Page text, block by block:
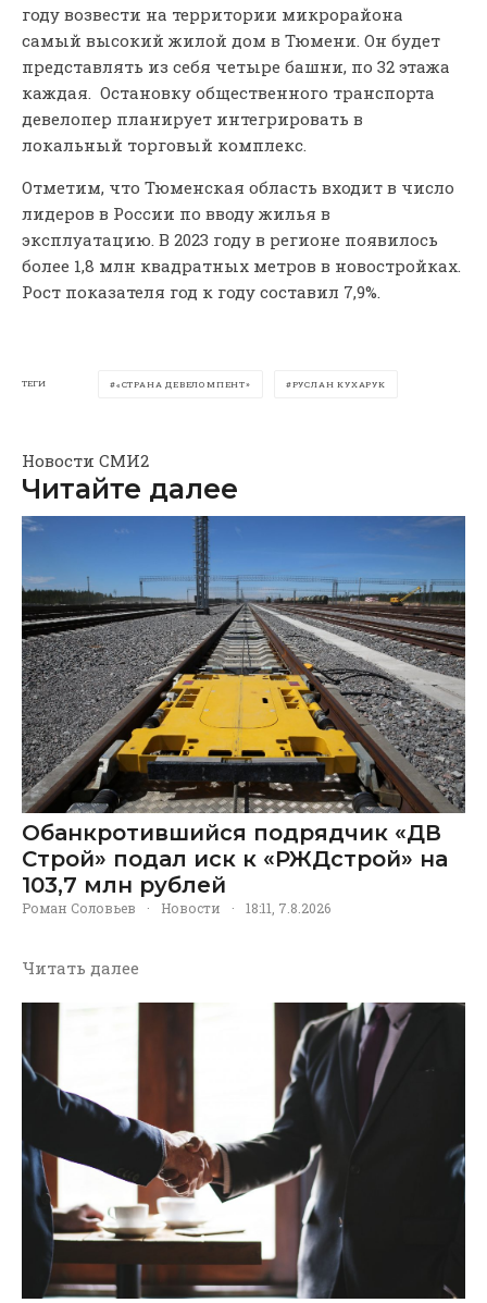
году возвести на территории микрорайона
самый высокий жилой дом в Тюмени. Он будет
представлять из себя четыре башни, по 32 этажа
каждая. Остановку общественного транспорта
девелопер планирует интегрировать в
локальный торговый комплекс.
Отметим, что Тюменская область входит в число
лидеров в России по вводу жилья в
эксплуатацию. В 2023 году в регионе появилось
более 1,8 млн квадратных метров в новостройках.
Рост показателя год к году составил 7,9%.
ТЕГИ «СТРАНА ДЕВЕЛОМПЕНТ» РУСЛАН КУХАРУК
Новости СМИ2
Читайте далее
Обанкротившийся подрядчик «ДВ
Строй» подал иск к «РЖДстрой» на
103,7 млн рублей
Роман Соловьев · Новости · 18:11, 7.8.2026
Читать далее